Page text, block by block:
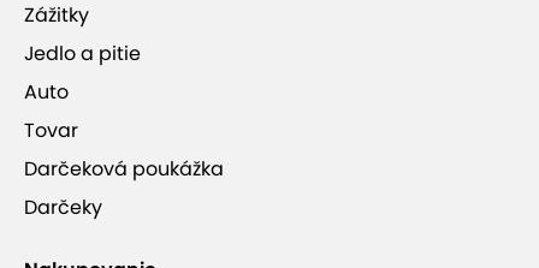
Zážitky
Jedlo a pitie
Auto
Tovar
Darčeková poukážka
Darčeky